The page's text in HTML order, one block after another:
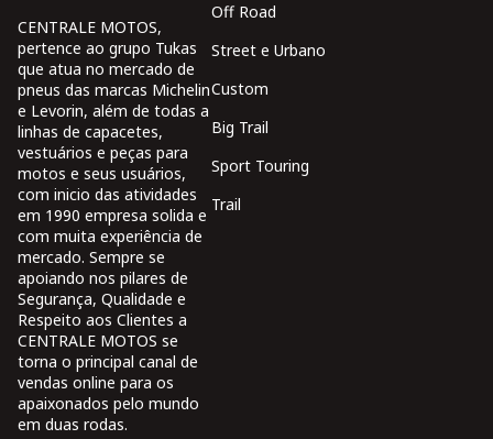
CENTRALE MOTOS,
pertence ao grupo Tukas
que atua no mercado de
pneus das marcas Michelin
e Levorin, além de todas a
linhas de capacetes,
vestuários e peças para
motos e seus usuários,
com inicio das atividades
em 1990 empresa solida e
com muita experiência de
mercado. Sempre se
apoiando nos pilares de
Segurança, Qualidade e
Respeito aos Clientes a
CENTRALE MOTOS se
torna o principal canal de
vendas online para os
apaixonados pelo mundo
em duas rodas.
Off Road
Street e Urbano
Custom
Big Trail
Sport Touring
Trail